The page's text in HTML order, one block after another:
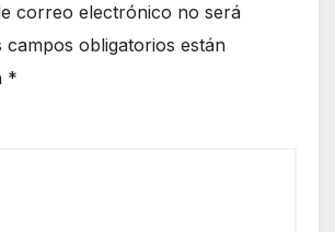
correo electrónico no será
campos obligatorios están
*